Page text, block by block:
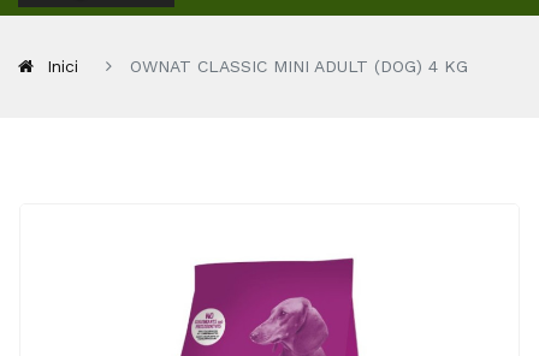
Inici OWNAT CLASSIC MINI ADULT (DOG) 4 KG